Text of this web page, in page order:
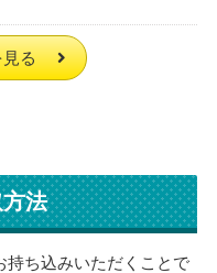
る
法
持ち込みいただくことで